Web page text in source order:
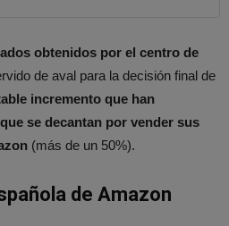
obtenidos por el centro de
de aval para la decisión final de
incremento que han
se decantan por vender sus
(más de un 50%).
de Amazon